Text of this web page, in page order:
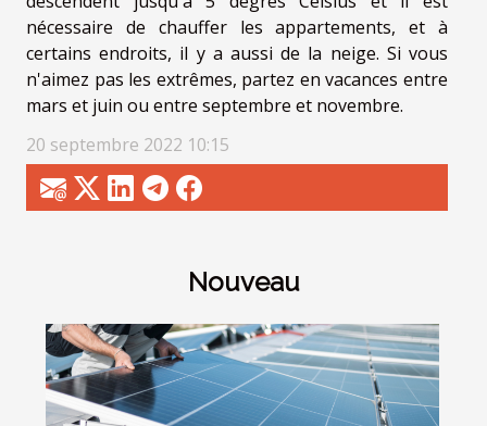
nécessaire de chauffer les appartements, et à
certains endroits, il y a aussi de la neige. Si vous
n'aimez pas les extrêmes, partez en vacances entre
mars et juin ou entre septembre et novembre.
20 septembre 2022 10:15
Nouveau